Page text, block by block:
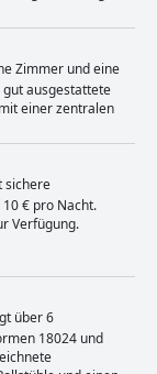
einem
das Abendessen im
Portionen und
zu
Zimmer
Dekor und gut
die Badezimmer
es kleinere
gibt, ist die
Die
alle Bereiche und
erfrischend
bis zum
Servicequalität
WLAN,
die
Zimmer und eine
ausgestattete
einer zentralen
sichere
€ pro Nacht.
Verfügung.
über 6
18024 und